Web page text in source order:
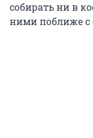
собирать ни в
ними поближе с